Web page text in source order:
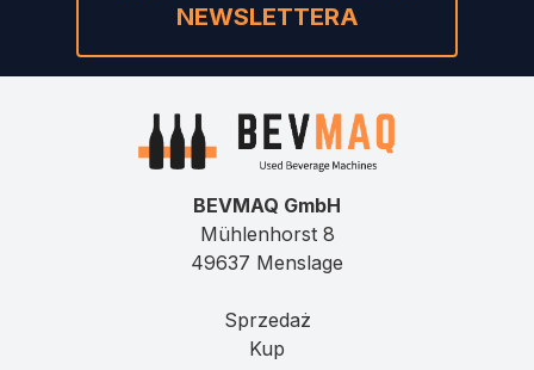
NEWSLETTERA
BEVMAQ GmbH
Mühlenhorst 8
49637 Menslage
Sprzedaż
Kup